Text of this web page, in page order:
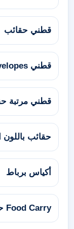
قطني حقائب
قطني Envelopes
قطني مرتبة
حقائب باللون
أكياس برباط
Food Carry حقائب